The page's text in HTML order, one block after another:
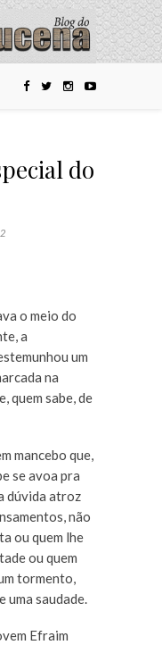
do
o meio do
a
um
na
quem sabe, de
mancebo que,
se avoa pra
dúvida atroz
não
ou quem lhe
ou quem
tormento,
uma saudade.
Efraim